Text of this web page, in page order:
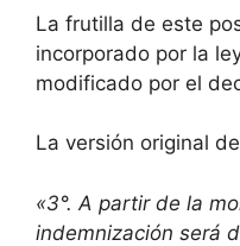
La frutilla de este
incorporado por la
modificado por el
La versión original
«3°. A partir de la
indemnización será